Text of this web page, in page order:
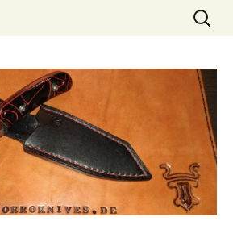
und LederarbeitenSuchen
nach: